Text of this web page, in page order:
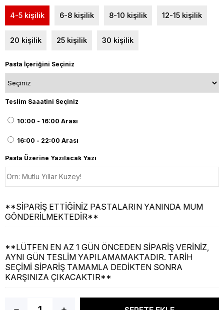
4-5 kişilik 6-8 kişilik 8-10 kişilik 12-15 kişilik
20 kişilik 25 kişilik 30 kişilik
Pasta İçeriğini Seçiniz
Teslim Saaatini Seçiniz
10:00 - 16:00 Arası
16:00 - 22:00 Arası
Pasta Üzerine Yazılacak Yazı
**SİPARİŞ ETTİĞİNİZ PASTALARIN YANINDA MUM
GÖNDERİLMEKTEDİR**
**LÜTFEN EN AZ 1 GÜN ÖNCEDEN SİPARİŞ VERİNİZ,
AYNI GÜN TESLİM YAPILAMAMAKTADIR. TARİH
SEÇİMİ SİPARİŞ TAMAMLA DEDİKTEN SONRA
KARŞINIZA ÇIKACAKTIR**